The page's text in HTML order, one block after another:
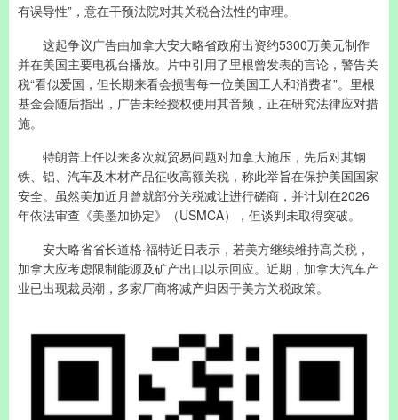
有误导性”，意在干预法院对其关税合法性的审理。
这起争议广告由加拿大安大略省政府出资约5300万美元制作
并在美国主要电视台播放。片中引用了里根曾发表的言论，警告关
税“看似爱国，但长期来看会损害每一位美国工人和消费者”。里根
基金会随后指出，广告未经授权使用其音频，正在研究法律应对措
施。
特朗普上任以来多次就贸易问题对加拿大施压，先后对其钢
铁、铝、汽车及木材产品征收高额关税，称此举旨在保护美国国家
安全。虽然美加近月曾就部分关税减让进行磋商，并计划在2026
年依法审查《美墨加协定》（USMCA），但谈判未取得突破。
安大略省省长道格·福特近日表示，若美方继续维持高关税，
加拿大应考虑限制能源及矿产出口以示回应。近期，加拿大汽车产
业已出现裁员潮，多家厂商将减产归因于美方关税政策。